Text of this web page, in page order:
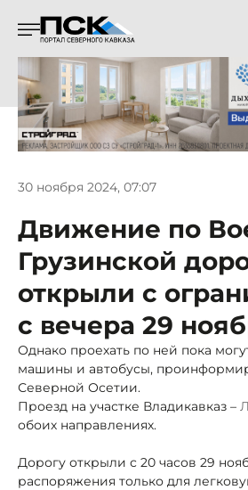
30 ноября 2024, 07:07
Движение по
Грузинской
открыли с
с вечера 29
Однако проехать по ней пока
машины и автобусы,
Северной Осетии.
Проезд на участке Владикавказ –
обоих направлениях.
Дорогу открыли с 20 часов 29
распоряжения только для